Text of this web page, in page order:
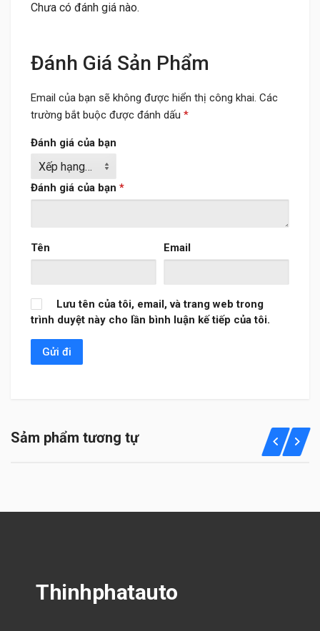
Chưa có đánh giá nào.
Đánh Giá Sản Phẩm
Email của bạn sẽ không được hiển thị công khai. Các
trường bắt buộc được đánh dấu *
Đánh giá của bạn
Đánh giá của bạn *
Tên Email
Lưu tên của tôi, email, và trang web trong
trình duyệt này cho lần bình luận kế tiếp của tôi.
Sảm phẩm tương tự
Thinhphatauto